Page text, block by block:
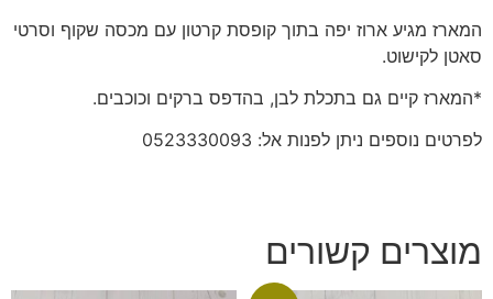
המארז מגיע ארוז יפה בתוך קופסת קרטון עם מכסה שקוף וסרטי
סאטן לקישוט.
*המארז קיים גם בתכלת לבן, בהדפס ברקים וכוכבים.
לפרטים נוספים ניתן לפנות אל: 0523330093
מוצרים קשורים